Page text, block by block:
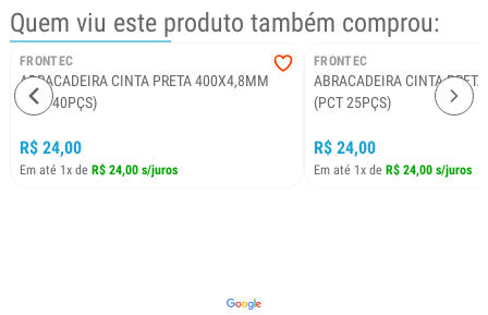
Quem viu este produto também comprou:
FRONTEC
ABRACADEIRA CINTA PRETA 400X4,8MM
(PCT 40PÇS)
R$ 24,00
Em até 1x de R$ 24,00 s/juros
FRONTEC
ABRACADEIRA CINTA
(PCT 25PÇS)
R$ 24,00
Em até 1x de R$ 24,00 s/juros